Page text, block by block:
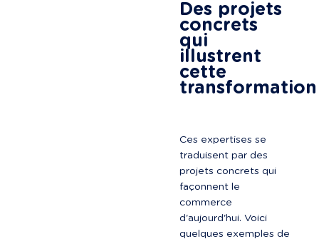
Des projets
concrets
qui
illustrent
cette
transformation
Ces expertises se
traduisent par des
projets concrets qui
façonnent le
commerce
d'aujourd'hui. Voici
quelques exemples de